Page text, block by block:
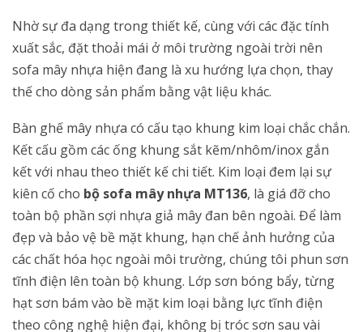
Nhờ sự đa dạng trong thiết kế, cùng với các đặc tính
xuất sắc, đặt thoải mái ở môi trường ngoài trời nên
sofa mây nhựa hiện đang là xu hướng lựa chọn, thay
thế cho dòng sản phẩm bằng vật liệu khác.
Bàn ghế mây nhựa có cấu tạo khung kim loại chắc chắn.
Kết cấu gồm các ống khung sắt kẽm/nhôm/inox gắn
kết với nhau theo thiết kế chi tiết. Kim loại đem lại sự
kiên cố cho bộ sofa mây nhựa MT136, là giá đỡ cho
toàn bộ phần sợi nhựa giả mây đan bên ngoài. Để làm
đẹp và bảo vệ bề mặt khung, hạn chế ảnh hưởng của
các chất hóa học ngoài môi trường, chúng tôi phun sơn
tĩnh điện lên toàn bộ khung. Lớp sơn bóng bẩy, từng
hạt sơn bám vào bề mặt kim loại bằng lực tĩnh điện
theo công nghệ hiện đại, không bị tróc sơn sau vài